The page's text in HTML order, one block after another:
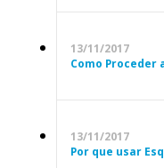
13/11/2017
Como Proceder
13/11/2017
Por que usar